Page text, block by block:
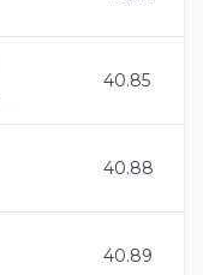
40.85
40.88
40.89